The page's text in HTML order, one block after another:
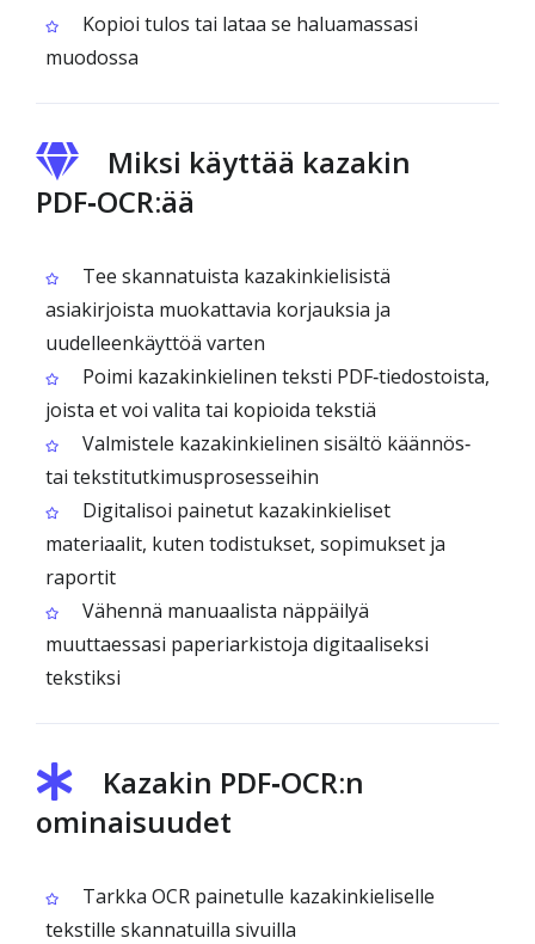
Kopioi tulos tai lataa se haluamassasi
muodossa
Miksi käyttää kazakin
PDF‑OCR:ää
Tee skannatuista kazakinkielisistä
asiakirjoista muokattavia korjauksia ja
uudelleenkäyttöä varten
Poimi kazakinkielinen teksti PDF‑tiedostoista,
joista et voi valita tai kopioida tekstiä
Valmistele kazakinkielinen sisältö käännös‑
tai tekstitutkimusprosesseihin
Digitalisoi painetut kazakinkieliset
materiaalit, kuten todistukset, sopimukset ja
raportit
Vähennä manuaalista näppäilyä
muuttaessasi paperiarkistoja digitaaliseksi
tekstiksi
Kazakin PDF‑OCR:n
ominaisuudet
Tarkka OCR painetulle kazakinkieliselle
tekstille skannatuilla sivuilla